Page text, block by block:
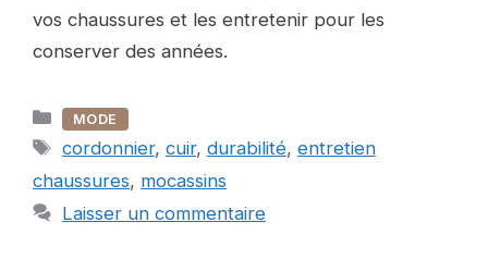
vos chaussures et les entretenir pour les
conserver des années.
Catégories
MODE
Étiquettes
cordonnier, cuir, durabilité, entretien
chaussures, mocassins
Laisser un commentaire